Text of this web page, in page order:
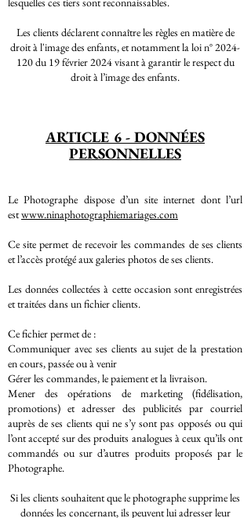
Les clients déclarent connaître les règles en matière de
droit à l'image des enfants, et notamment la loi n°2024-
120du 19 février 2024 visant à garantir le respect du
droit à l’image des enfants.
ARTICLE 6 - DONNÉES
PERSONNELLES
Le Photographe dispose d’un site internet dont l’url
estwww.ninaphotographiemariages.com
Ce site permet de recevoir les commandes de ses clients
et l’accès protégé aux galeries photos de ses clients.
Les données collectées à cette occasion sont enregistrées
et traitées dans un fichier clients.
Ce fichier permet de :
Communiquer avec ses clients au sujet de la prestation
en cours, passée ou à venir
Gérer les commandes, le paiement et la livraison.
Mener des opérations de marketing (fidélisation,
promotions) et adresser des publicités par courriel
auprès de ses clients qui ne s’y sont pas opposés ou qui
l’ont accepté sur des produits analogues à ceux qu’ils ont
commandés ou sur d’autres produits proposés par le
Photographe.
Si les clients souhaitent que le photographe supprime les
données les concernant, ils peuvent lui adresser leur